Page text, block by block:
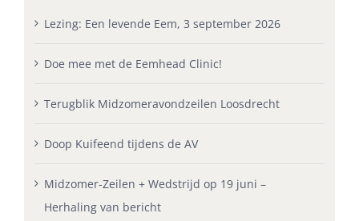
Lezing: Een levende Eem, 3 september 2026
Doe mee met de Eemhead Clinic!
Terugblik Midzomeravondzeilen Loosdrecht
Doop Kuifeend tijdens de AV
Midzomer-Zeilen + Wedstrijd op 19 juni –
Herhaling van bericht